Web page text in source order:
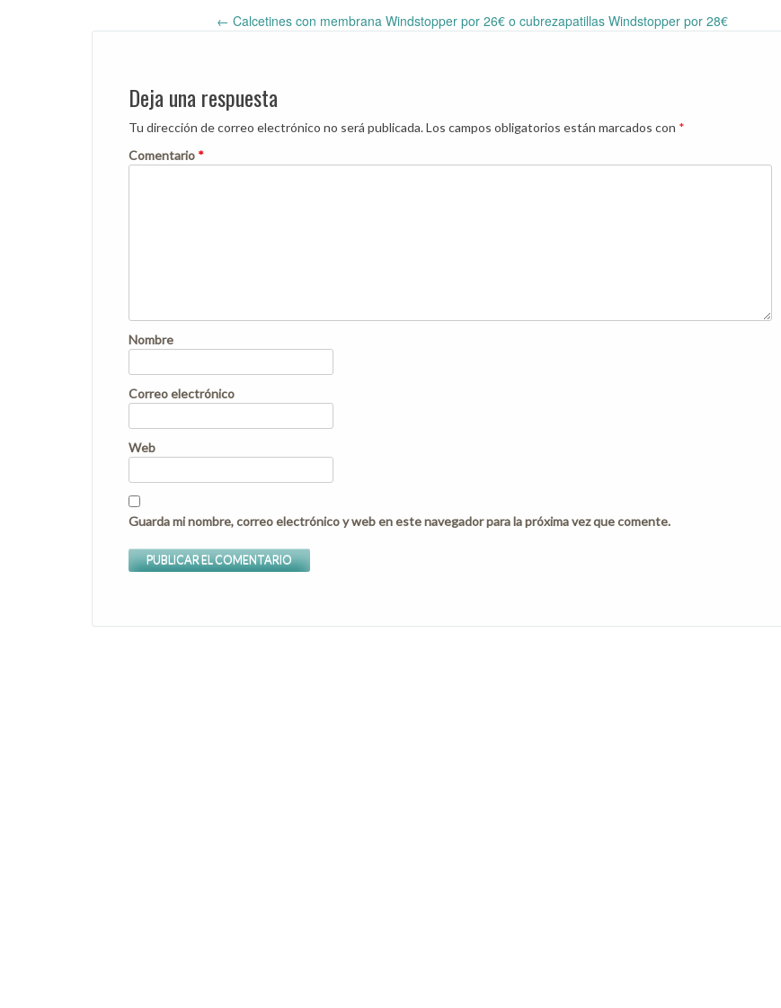
Post
navigation
← Calcetines con membrana Windstopper por 26€ o cubrezapatillas Windstopper por 28€
Deja una respuesta
Tu dirección de correo electrónico no será publicada.Los campos obligatorios están marcados con *
Comentario *
Nombre
Correo electrónico
Web
Guarda mi nombre, correo electrónico y web en este navegador para la próxima vez que comente.